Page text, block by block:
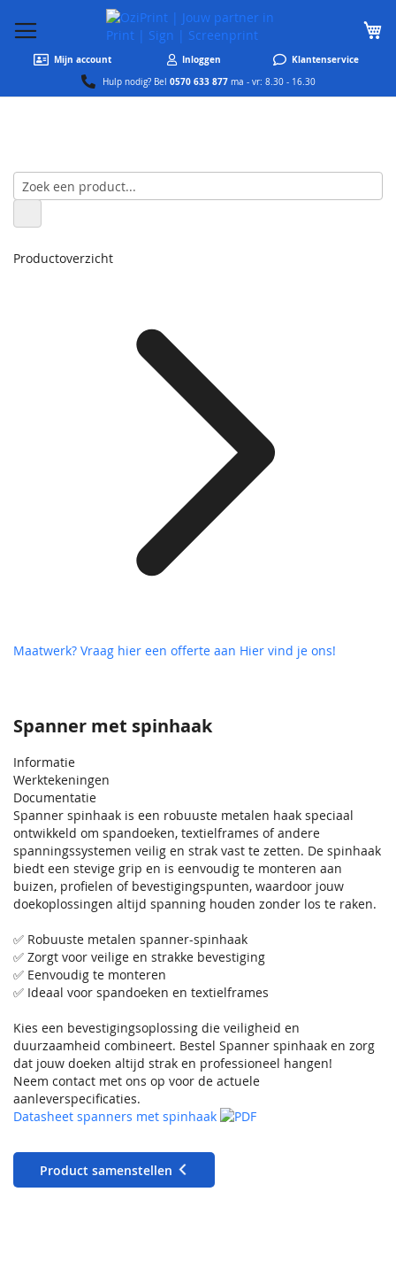
Mijn account Inloggen Klantenservice
Hulp nodig? Bel 0570 633 877 ma - vr: 8.30 - 16.30
Spanner met spinhaak
Informatie
Werktekeningen
Documentatie
Spanner spinhaak is een robuuste metalen haak speciaal
ontwikkeld om spandoeken, textielframes of andere
spanningssystemen veilig en strak vast te zetten. De spinhaak
biedt een stevige grip en is eenvoudig te monteren aan
buizen, profielen of bevestigingspunten, waardoor jouw
doekoplossingen altijd spanning houden zonder los te raken.
✅ Robuuste metalen spanner-spinhaak
✅ Zorgt voor veilige en strakke bevestiging
✅ Eenvoudig te monteren
✅ Ideaal voor spandoeken en textielframes
Kies een bevestigingsoplossing die veiligheid en
duurzaamheid combineert. Bestel Spanner spinhaak en zorg
dat jouw doeken altijd strak en professioneel hangen!
Neem contact met ons op voor de actuele
aanleverspecificaties.
Datasheet spanners met spinhaak
Product samenstellen
Productoverzicht
Maatwerk? Vraag hier een offerte aan Hier vind je ons!